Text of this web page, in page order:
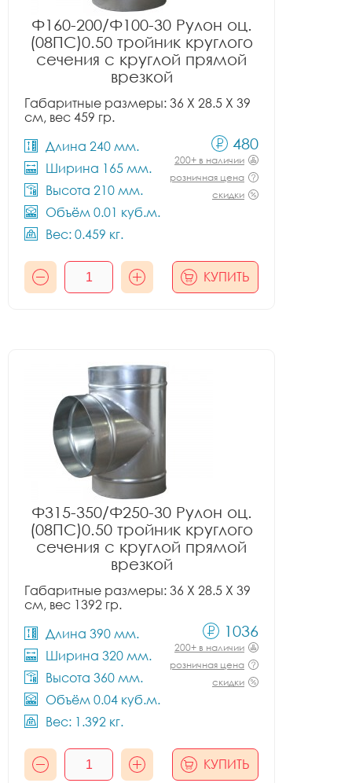
Ф160-200/Ф100-30 Рулон оц.
(08ПС)0.50 тройник круглого
сечения с круглой прямой
врезкой
Габаритные размеры: 36 X 28.5 X 39
см, вес 459 гр.
Длина 240 мм.
Ширина 165 мм.
Высота 210 мм.
Объём 0.01 куб.м.
Вес: 0.459 кг.
480
200+ в наличии
розничная цена
скидки
КУПИТЬ
Ф315-350/Ф250-30 Рулон оц.
(08ПС)0.50 тройник круглого
сечения с круглой прямой
врезкой
Габаритные размеры: 36 X 28.5 X 39
см, вес 1392 гр.
Длина 390 мм.
Ширина 320 мм.
Высота 360 мм.
Объём 0.04 куб.м.
Вес: 1.392 кг.
1036
200+ в наличии
розничная цена
скидки
КУПИТЬ